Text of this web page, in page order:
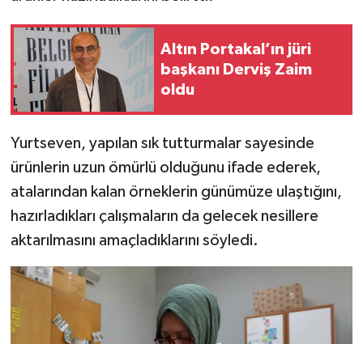
Altın Portakal’ın jüri
başkanı Derviş Zaim
oldu
Yurtseven, yapılan sık tutturmalar sayesinde
ürünlerin uzun ömürlü olduğunu ifade ederek,
atalarından kalan örneklerin günümüze ulaştığını,
hazırladıkları çalışmaların da gelecek nesillere
aktarılmasını amaçladıklarını söyledi.